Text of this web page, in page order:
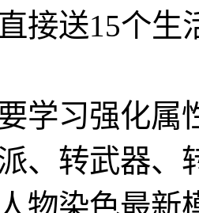
接送15个生
学习强化属
、转武器、